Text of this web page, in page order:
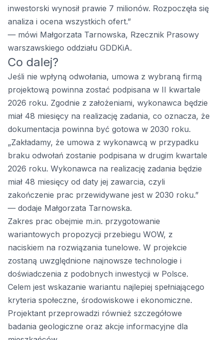
inwestorski wynosił prawie 7 milionów. Rozpoczęła się
analiza i ocena wszystkich ofert.”
— mówi Małgorzata Tarnowska, Rzecznik Prasowy
warszawskiego oddziału GDDKiA.
Co dalej?
Jeśli nie wpłyną odwołania, umowa z wybraną firmą
projektową powinna zostać podpisana w II kwartale
2026 roku. Zgodnie z założeniami, wykonawca będzie
miał 48 miesięcy na realizację zadania, co oznacza, że
dokumentacja powinna być gotowa w 2030 roku.
„Zakładamy, że umowa z wykonawcą w przypadku
braku odwołań zostanie podpisana w drugim kwartale
2026 roku. Wykonawca na realizację zadania będzie
miał 48 miesięcy od daty jej zawarcia, czyli
zakończenie prac przewidywane jest w 2030 roku.”
— dodaje Małgorzata Tarnowska.
Zakres prac obejmie m.in. przygotowanie
wariantowych propozycji przebiegu WOW, z
naciskiem na rozwiązania tunelowe. W projekcie
zostaną uwzględnione najnowsze technologie i
doświadczenia z podobnych inwestycji w Polsce.
Celem jest wskazanie wariantu najlepiej spełniającego
kryteria społeczne, środowiskowe i ekonomiczne.
Projektant przeprowadzi również szczegółowe
badania geologiczne oraz akcje informacyjne dla